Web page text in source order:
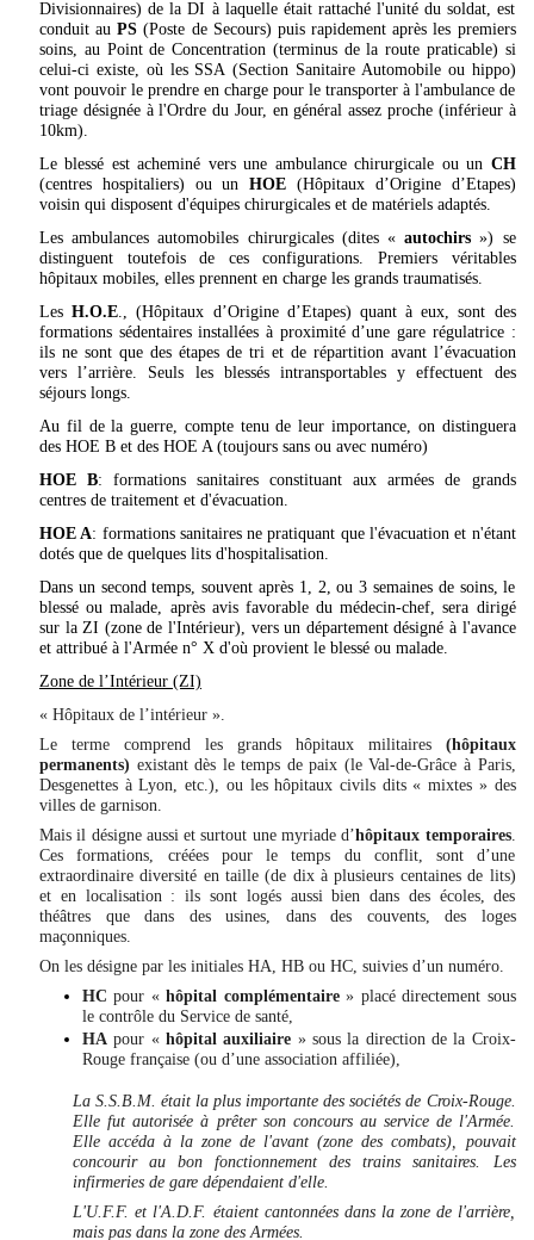
Divisionnaires) de la DI à laquelle était rattaché l'unité du soldat, est
conduit auPS(Poste de Secours) puis rapidement après les premiers
soins, au Point de Concentration (terminus de la route praticable) si
celui-ci existe, où les SSA (Section Sanitaire Automobile ou hippo)
vont pouvoir le prendre en charge pour le transporter à l'ambulance de
triage désignée à l'Ordre du Jour, en général assez proche (inférieur à
10km).
Le blessé est acheminé vers une ambulance chirurgicale ou un CH
(centres hospitaliers) ou unHOE (Hôpitaux d’Origine d’Etapes)
voisin qui disposent d'équipes chirurgicales et de matériels adaptés.
Les ambulances automobiles chirurgicales (dites «autochirs ») se
distinguent toutefois de ces configurations. Premiers véritables
hôpitaux mobiles, elles prennent en charge les grands traumatisés.
LesH.O.E ., (Hôpitaux d’Origine d’Etapes) quant à eux, sont des
formations sédentaires installées à proximité d’une gare régulatrice :
ils ne sont que des étapes de tri et de répartition avant l’évacuation
vers l’arrière. Seuls les blessés intransportables y effectuent des
séjours longs.
Au fil de la guerre, compte tenu de leur importance, on distinguera
des HOE B et des HOE A (toujours sans ou avec numéro)
HOE B: formations sanitaires constituant aux armées de grands
centres de traitement et d'évacuation.
HOE A: formations sanitaires ne pratiquant que l'évacuation et n'étant
dotés que de quelques lits d'hospitalisation.
Dans un second temps, souvent après 1, 2, ou 3 semaines de soins, le
blessé ou malade, après avis favorable du médecin-chef, sera dirigé
sur la ZI (zone de l'Intérieur), vers un département désigné à l'avance
et attribué à l'Armée n° X d'où provient le blessé ou malade.
Zone de l’Intérieur (ZI)
« Hôpitaux de l’intérieur ».
Le terme comprend les grands hôpitaux militaires (hôpitaux
permanents) existant dès le temps de paix (le Val-de-Grâce à Paris,
Desgenettes à Lyon, etc.), ou les hôpitaux civils dits « mixtes » des
villes de garnison.
Mais il désigne aussi et surtout une myriade d’hôpitaux temporaires.
Ces formations, créées pour le temps du conflit, sont d’une
extraordinaire diversité en taille (de dix à plusieurs centaines de lits)
et en localisation : ils sont logés aussi bien dans des écoles, des
théâtres que dans des usines, dans des couvents, des loges
maçonniques.
On les désigne par les initiales HA, HB ou HC, suivies d’un numéro.
HC pour «hôpital complémentaire» placé directement sous
le contrôle du Service de santé,
HA pour « hôpital auxiliaire » sous la direction de la Croix-
Rouge française (ou d’une association affiliée),
La S.S.B.M. était la plus importante des sociétés de Croix-Rouge.
Elle fut autorisée à prêter son concours au service de l'Armée.
Elle accéda à la zone de l'avant (zone des combats), pouvait
concourir au bon fonctionnement des trains sanitaires. Les
infirmeries de gare dépendaient d'elle.
L'U.F.F. et l'A.D.F. étaient cantonnées dans la zone de l'arrière,
mais pas dans la zone des Armées.